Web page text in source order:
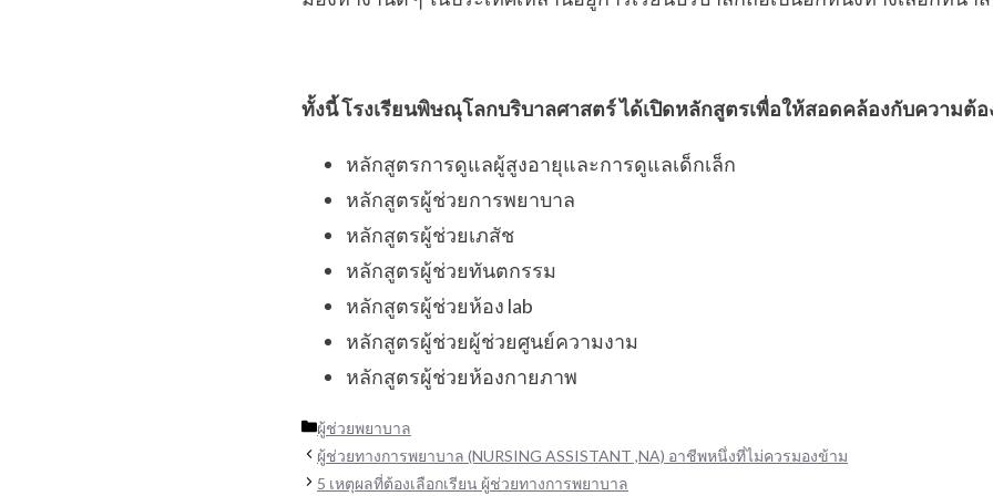
ทั้งนี้ โรงเรียนพิษณุโลกบริบาลศาสตร์ ได้เปิดหลักสูตรเพื่อให้สอดคล้องกับความต้
หลักสูตรการดูแลผู้สูงอายุและการดูแลเด็กเล็ก
หลักสูตรผู้ช่วยการพยาบาล
หลักสูตรผู้ช่วยเภสัช
หลักสูตรผู้ช่วยทันตกรรม
หลักสูตรผู้ช่วยห้อง lab
หลักสูตรผู้ช่วยผู้ช่วยศูนย์ความงาม
หลักสูตรผู้ช่วยห้องกายภาพ
Categories
ผู้ช่วยพยาบาล
ผู้ช่วยทางการพยาบาล (NURSING ASSISTANT ,NA) อาชีพหนึ่งที่ไม่ควรมองข้าม
5 เหตุผลที่ต้องเลือกเรียน ผู้ช่วยทางการพยาบาล